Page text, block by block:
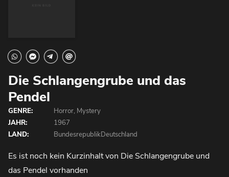
Die Schlangengrube und das
Pendel
GENRE:
Horror, Mystery
JAHR:
1967
LAND:
BundesrepublikDeutschland
Es ist noch kein Kurzinhalt von Die Schlangengrube und
das Pendel vorhanden